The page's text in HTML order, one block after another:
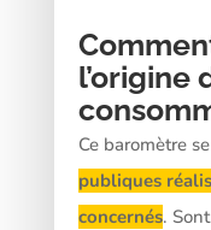
l’origine
Ce baromètre
publiques
concernés.